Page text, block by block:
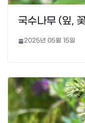
국수나무 (잎,
2025년 05월 15일